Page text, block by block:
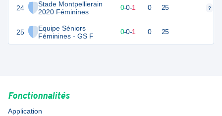
24
Stade Montpellierain
2020 Féminines
25
Equipe Séniors
Féminines - GS F
-2 0-0-1 0 25 ?
-2 0-0-1 0 25
Fonctionnalités
Application